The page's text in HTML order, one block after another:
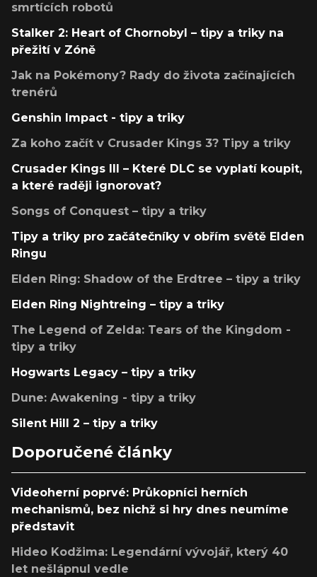
smrtících robotů
Stalker 2: Heart of Chornobyl – tipy a triky na
přežití v Zóně
Jak na Pokémony? Rady do života začínajících
trenérů
Genshin Impact - tipy a triky
Za koho začít v Crusader Kings 3? Tipy a triky
Crusader Kings III – Které DLC se vyplatí koupit,
a které raději ignorovat?
Songs of Conquest – tipy a triky
Tipy a triky pro začátečníky v obřím světě Elden
Ringu
Elden Ring: Shadow of the Erdtree – tipy a triky
Elden Ring Nightreing – tipy a triky
The Legend of Zelda: Tears of the Kingdom -
tipy a triky
Hogwarts Legacy – tipy a triky
Dune: Awakening - tipy a triky
Silent Hill 2 – tipy a triky
Doporučené články
Videoherní poprvé: Průkopníci herních
mechanismů, bez nichž si hry dnes neumíme
představit
Hideo Kodžima: Legendární vývojář, který 40
let nešlápnul vedle